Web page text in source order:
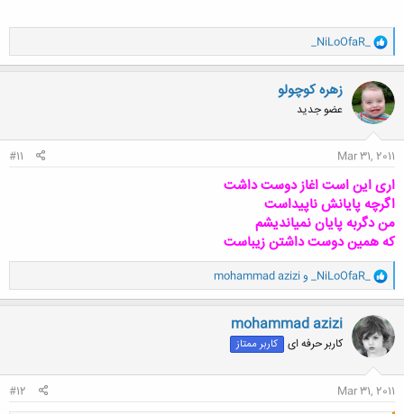
ا
ک
ن
ش
ه
ا
_NiLoOfaR_
زهره کوچولو
عضو جدید
Mar 31, 2011
#11
اری این است اغاز دوست داشت
اگرچه پایانش ناپیداست
من دگربه پایان نمیاندیشم
که همین دوست داشتن زیباست
ا
ک
ن
ش
ه
ا
_NiLoOfaR_ و mohammad azizi
mohammad azizi
کاربر حرفه ای کاربر ممتاز
Mar 31, 2011
#12